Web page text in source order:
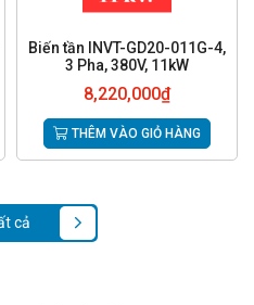
Biến tần INVT-GD20-011G-4,
3 Pha, 380V, 11kW
8,220,000₫
THÊM VÀO GIỎ HÀNG
cả